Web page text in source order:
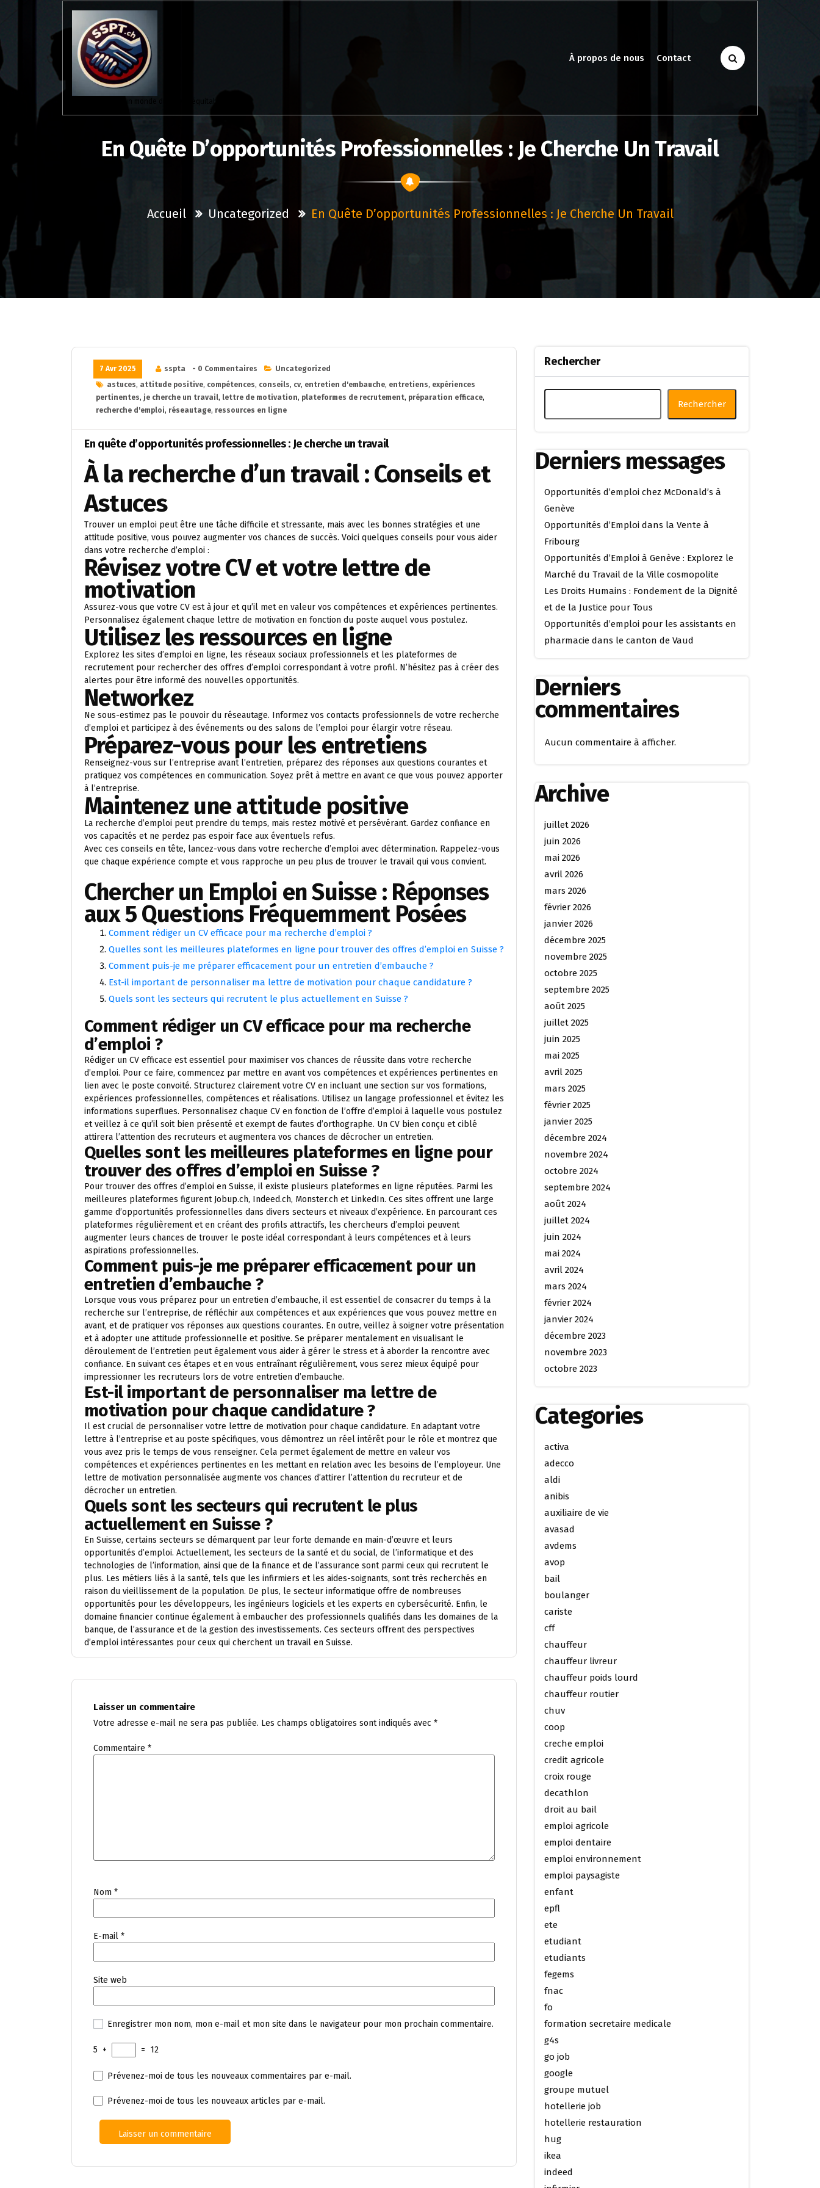
À propos de nous Contact
En Quête D’opportunités Professionnelles : Je Cherche Un Travail
Accueil Uncategorized En Quête D’opportunités Professionnelles : Je Cherche Un Travail
7 Avr 2025 sspta - 0 Commentaires
Uncategorized
astuces, attitude positive, compétences, conseils, cv, entretien d'embauche, entretiens, expériences
pertinentes, je cherche un travail, lettre de motivation, plateformes de recrutement, préparation efficace,
recherche d'emploi, réseautage, ressources en ligne
En quête d’opportunités professionnelles : Je cherche un travail
À la recherche d’un travail : Conseils et
Astuces
Trouver un emploi peut être une tâche difficile et stressante, mais avec les bonnes stratégies et une
attitude positive, vous pouvez augmenter vos chances de succès. Voici quelques conseils pour vous aider
dans votre recherche d’emploi :
Révisez votre CV et votre lettre de
motivation
Assurez-vous que votre CV est à jour et qu’il met en valeur vos compétences et expériences pertinentes.
Personnalisez également chaque lettre de motivation en fonction du poste auquel vous postulez.
Utilisez les ressources en ligne
Explorez les sites d’emploi en ligne, les réseaux sociaux professionnels et les plateformes de
recrutement pour rechercher des offres d’emploi correspondant à votre profil. N’hésitez pas à créer des
alertes pour être informé des nouvelles opportunités.
Networkez
Ne sous-estimez pas le pouvoir du réseautage. Informez vos contacts professionnels de votre recherche
d’emploi et participez à des événements ou des salons de l’emploi pour élargir votre réseau.
Préparez-vous pour les entretiens
Renseignez-vous sur l’entreprise avant l’entretien, préparez des réponses aux questions courantes et
pratiquez vos compétences en communication. Soyez prêt à mettre en avant ce que vous pouvez apporter
à l’entreprise.
Maintenez une attitude positive
La recherche d’emploi peut prendre du temps, mais restez motivé et persévérant. Gardez confiance en
vos capacités et ne perdez pas espoir face aux éventuels refus.
Avec ces conseils en tête, lancez-vous dans votre recherche d’emploi avec détermination. Rappelez-vous
que chaque expérience compte et vous rapproche un peu plus de trouver le travail qui vous convient.
Chercher un Emploi en Suisse : Réponses
aux 5 Questions Fréquemment Posées
Comment rédiger un CV efficace pour ma recherche d’emploi ?
Quelles sont les meilleures plateformes en ligne pour trouver des offres d’emploi en Suisse ?
Comment puis-je me préparer efficacement pour un entretien d’embauche ?
Est-il important de personnaliser ma lettre de motivation pour chaque candidature ?
Quels sont les secteurs qui recrutent le plus actuellement en Suisse ?
Comment rédiger un CV efficace pour ma recherche
d’emploi ?
Rédiger un CV efficace est essentiel pour maximiser vos chances de réussite dans votre recherche
d’emploi. Pour ce faire, commencez par mettre en avant vos compétences et expériences pertinentes en
lien avec le poste convoité. Structurez clairement votre CV en incluant une section sur vos formations,
expériences professionnelles, compétences et réalisations. Utilisez un langage professionnel et évitez les
informations superflues. Personnalisez chaque CV en fonction de l’offre d’emploi à laquelle vous postulez
et veillez à ce qu’il soit bien présenté et exempt de fautes d’orthographe. Un CV bien conçu et ciblé
attirera l’attention des recruteurs et augmentera vos chances de décrocher un entretien.
Quelles sont les meilleures plateformes en ligne pour
trouver des offres d’emploi en Suisse ?
Pour trouver des offres d’emploi en Suisse, il existe plusieurs plateformes en ligne réputées. Parmi les
meilleures plateformes figurent Jobup.ch, Indeed.ch, Monster.ch et LinkedIn. Ces sites offrent une large
gamme d’opportunités professionnelles dans divers secteurs et niveaux d’expérience. En parcourant ces
plateformes régulièrement et en créant des profils attractifs, les chercheurs d’emploi peuvent
augmenter leurs chances de trouver le poste idéal correspondant à leurs compétences et à leurs
aspirations professionnelles.
Comment puis-je me préparer efficacement pour un
entretien d’embauche ?
Lorsque vous vous préparez pour un entretien d’embauche, il est essentiel de consacrer du temps à la
recherche sur l’entreprise, de réfléchir aux compétences et aux expériences que vous pouvez mettre en
avant, et de pratiquer vos réponses aux questions courantes. En outre, veillez à soigner votre présentation
et à adopter une attitude professionnelle et positive. Se préparer mentalement en visualisant le
déroulement de l’entretien peut également vous aider à gérer le stress et à aborder la rencontre avec
confiance. En suivant ces étapes et en vous entraînant régulièrement, vous serez mieux équipé pour
impressionner les recruteurs lors de votre entretien d’embauche.
Est-il important de personnaliser ma lettre de
motivation pour chaque candidature ?
Il est crucial de personnaliser votre lettre de motivation pour chaque candidature. En adaptant votre
lettre à l’entreprise et au poste spécifiques, vous démontrez un réel intérêt pour le rôle et montrez que
vous avez pris le temps de vous renseigner. Cela permet également de mettre en valeur vos
compétences et expériences pertinentes en les mettant en relation avec les besoins de l’employeur. Une
lettre de motivation personnalisée augmente vos chances d’attirer l’attention du recruteur et de
décrocher un entretien.
Quels sont les secteurs qui recrutent le plus
actuellement en Suisse ?
En Suisse, certains secteurs se démarquent par leur forte demande en main-d’œuvre et leurs
opportunités d’emploi. Actuellement, les secteurs de la santé et du social, de l’informatique et des
technologies de l’information, ainsi que de la finance et de l’assurance sont parmi ceux qui recrutent le
plus. Les métiers liés à la santé, tels que les infirmiers et les aides-soignants, sont très recherchés en
raison du vieillissement de la population. De plus, le secteur informatique offre de nombreuses
opportunités pour les développeurs, les ingénieurs logiciels et les experts en cybersécurité. Enfin, le
domaine financier continue également à embaucher des professionnels qualifiés dans les domaines de la
banque, de l’assurance et de la gestion des investissements. Ces secteurs offrent des perspectives
d’emploi intéressantes pour ceux qui cherchent un travail en Suisse.
Laisser un commentaire
Votre adresse e-mail ne sera pas publiée. Les champs obligatoires sont indiqués avec *
Commentaire *
Nom *
E-mail *
Site web
Enregistrer mon nom, mon e-mail et mon site dans le navigateur pour mon prochain commentaire.
5 + = 12
Prévenez-moi de tous les nouveaux commentaires par e-mail.
Prévenez-moi de tous les nouveaux articles par e-mail.
Rechercher
Rechercher
Derniers messages
Opportunités d’emploi chez McDonald’s à
Genève
Opportunités d’Emploi dans la Vente à
Fribourg
Opportunités d’Emploi à Genève : Explorez le
Marché du Travail de la Ville cosmopolite
Les Droits Humains : Fondement de la Dignité
et de la Justice pour Tous
Opportunités d’emploi pour les assistants en
pharmacie dans le canton de Vaud
Derniers
commentaires
Aucun commentaire à afficher.
Archive
juillet 2026
juin 2026
mai 2026
avril 2026
mars 2026
février 2026
janvier 2026
décembre 2025
novembre 2025
octobre 2025
septembre 2025
août 2025
juillet 2025
juin 2025
mai 2025
avril 2025
mars 2025
février 2025
janvier 2025
décembre 2024
novembre 2024
octobre 2024
septembre 2024
août 2024
juillet 2024
juin 2024
mai 2024
avril 2024
mars 2024
février 2024
janvier 2024
décembre 2023
novembre 2023
octobre 2023
Categories
activa
adecco
aldi
anibis
auxiliaire de vie
avasad
avdems
avop
bail
boulanger
cariste
cff
chauffeur
chauffeur livreur
chauffeur poids lourd
chauffeur routier
chuv
coop
creche emploi
credit agricole
croix rouge
decathlon
droit au bail
emploi agricole
emploi dentaire
emploi environnement
emploi paysagiste
enfant
epfl
ete
etudiant
etudiants
fegems
fnac
fo
formation secretaire medicale
g4s
go job
google
groupe mutuel
hotellerie job
hotellerie restauration
hug
ikea
indeed